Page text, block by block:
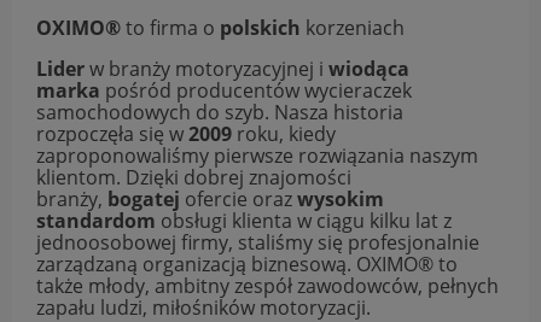
OXIMO®to firma o polskich korzeniach
Liderw branży motoryzacyjnej i wiodąca
marka pośród producentów wycieraczek
samochodowych do szyb. Nasza historia
rozpoczęła się w2009 roku, kiedy
zaproponowaliśmy pierwsze rozwiązania naszym
klientom. Dzięki dobrej znajomości
branży, bogatej ofercie orazwysokim
standardom obsługi klienta w ciągu kilku lat z
jednoosobowej firmy, staliśmy się profesjonalnie
zarządzaną organizacją biznesową. OXIMO® to
także młody, ambitny zespół zawodowców, pełnych
zapału ludzi, miłośników motoryzacji.